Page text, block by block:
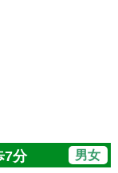
7分 男女